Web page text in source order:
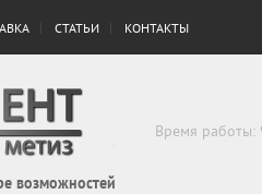
СТАТЬИ КОНТАКТЫ
возможностей
Время работы: